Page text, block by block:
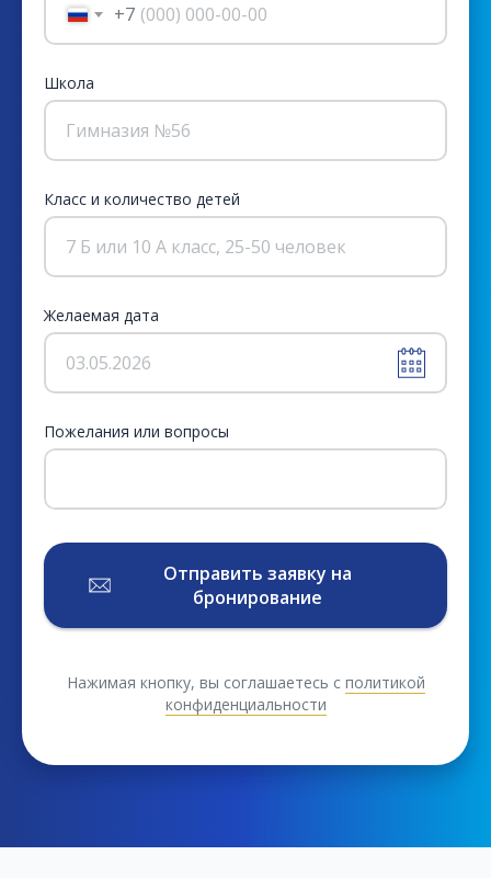
+7
Школа
Гимназия №56
Класс и количество детей
7 Б или 10 А класс, 25-50 человек
Желаемая дата
03.05.2026
Пожелания или вопросы
Отправить заявку на
бронирование
Нажимая кнопку, вы соглашаетесь с политикой
конфиденциальности